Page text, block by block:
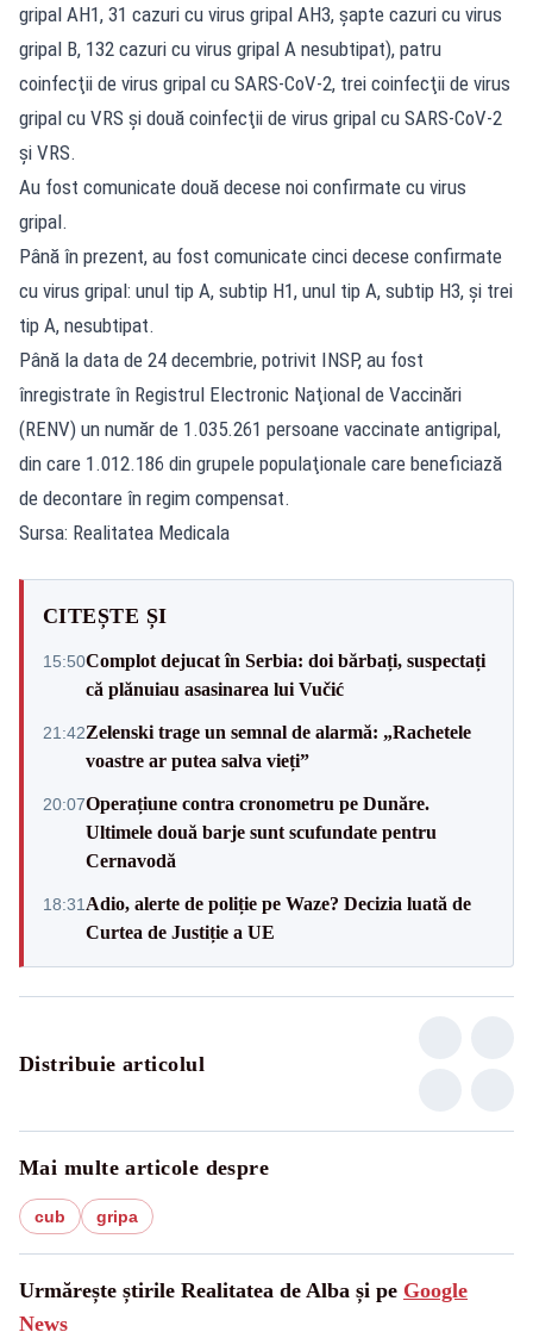
gripal AH1, 31 cazuri cu virus gripal AH3, şapte cazuri cu virus
gripal B, 132 cazuri cu virus gripal A nesubtipat), patru
coinfecţii de virus gripal cu SARS-CoV-2, trei coinfecţii de virus
gripal cu VRS şi două coinfecţii de virus gripal cu SARS-CoV-2
şi VRS.
Au fost comunicate două decese noi confirmate cu virus
gripal.
Până în prezent, au fost comunicate cinci decese confirmate
cu virus gripal: unul tip A, subtip H1, unul tip A, subtip H3, şi trei
tip A, nesubtipat.
Până la data de 24 decembrie, potrivit INSP, au fost
înregistrate în Registrul Electronic Naţional de Vaccinări
(RENV) un număr de 1.035.261 persoane vaccinate antigripal,
din care 1.012.186 din grupele populaţionale care beneficiază
de decontare în regim compensat.
Sursa: Realitatea Medicala
CITEȘTE ȘI
15:50Complot dejucat în Serbia: doi bărbați, suspectați
că plănuiau asasinarea lui Vučić
21:42Zelenski trage un semnal de alarmă: „Rachetele
voastre ar putea salva vieți”
20:07Operațiune contra cronometru pe Dunăre.
Ultimele două barje sunt scufundate pentru
Cernavodă
18:31 Adio, alerte de poliție pe Waze? Decizia luată de
Curtea de Justiție a UE
Distribuie articolul
Mai multe articole despre
cub gripa
Urmărește știrile Realitatea de Alba și pe Google
News